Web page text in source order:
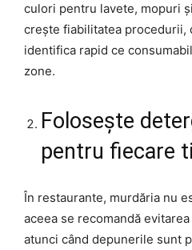
culori pentru lavete, mopuri
crește fiabilitatea procedurii,
identifica rapid ce
zone.
Folosește
pentru fiecare
În restaurante, murdăria nu
aceea se recomandă
atunci când depunerile sunt